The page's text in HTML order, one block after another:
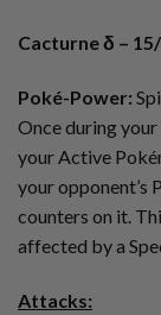
Cacturne δ –
Poké-Power:
Once during
your Active
your opponent’s
counters on it.
affected by a
Attacks: